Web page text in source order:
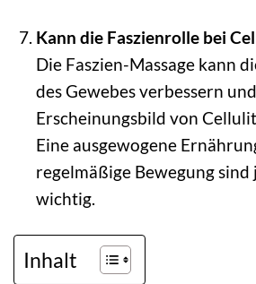
Kann die Faszienrolle bei
Die Faszien-Massage kann
des Gewebes verbessern
Erscheinungsbild von
Eine ausgewogene
regelmäßige Bewegung
wichtig.
Inhalt